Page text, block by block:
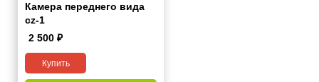
Камера переднего вида
cz-1
2 500 ₽
Купить